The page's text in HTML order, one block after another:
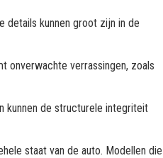
details kunnen groot zijn in de
onverwachte verrassingen, zoals
kunnen de structurele integriteit
staat van de auto. Modellen die